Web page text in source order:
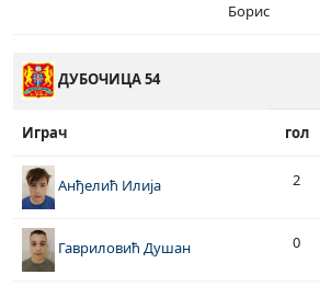
Борис
ДУБОЧИЦА 54
Играч гол
Анђелић Илија 2
Гавриловић Душан 0